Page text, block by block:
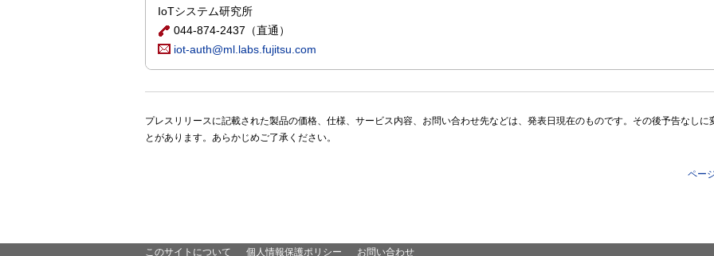
IoTシステム研究所
044-874-2437（直通）
iot-auth@ml.labs.fujitsu.com
プレスリリースに記載された製品の価格、仕様、サービス内容、お問い合わせ先などは、発表日現在のものです。その後予告なしに
とがあります。あらかじめご了承ください。
ペー
このサイトについて 個人情報保護ポリシー お問い合わせ